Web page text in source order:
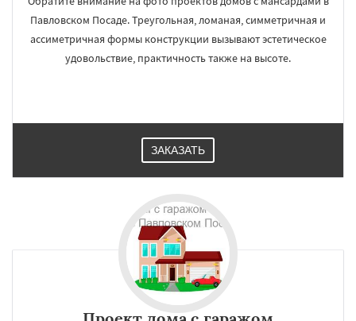
Павловском Посаде. Треугольная, ломаная, симметричная и
ассиметричная формы конструкции вызывают эстетическое
удовольствие, практичность также на высоте.
ЗАКАЗАТЬ